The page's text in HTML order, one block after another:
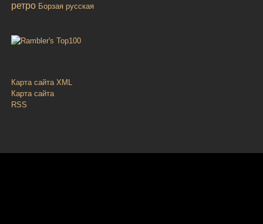
ретро Борзая русская
Карта сайта XML
Карта сайта
RSS